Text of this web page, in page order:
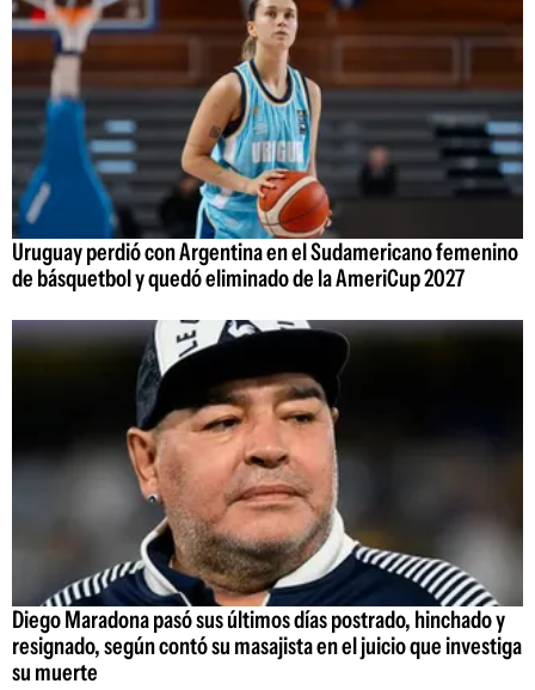
Uruguay perdió con Argentina en el Sudamericano femenino
de básquetbol y quedó eliminado de la AmeriCup 2027
Diego Maradona pasó sus últimos días postrado, hinchado y
resignado, según contó su masajista en el juicio que investiga
su muerte